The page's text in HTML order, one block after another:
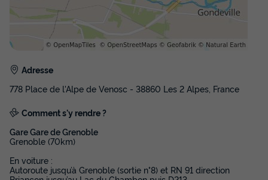
Adresse
778 Place de l'Alpe de Venosc - 38860 Les 2 Alpes, France
Comment s'y rendre ?
Gare Gare de Grenoble
Grenoble (70km)
En voiture :
Autoroute jusqu’à Grenoble (sortie n°8) et RN 91 direction